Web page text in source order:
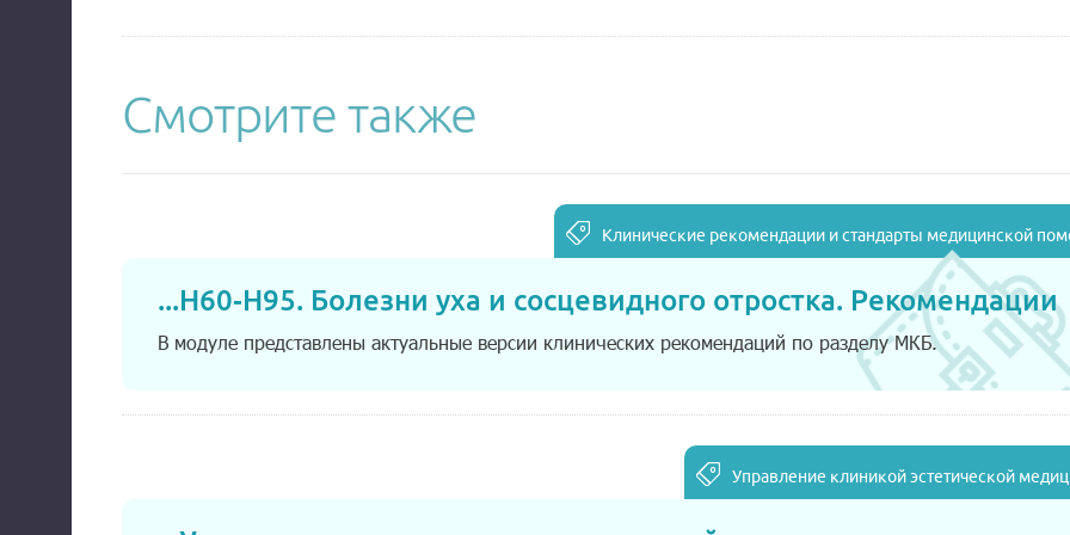
Смотрите также
Клинические рекомендации и стандарты медицинской
...H60-H95. Болезни уха и сосцевидного отростка. Рекомендации
В модуле представлены актуальные версии клинических рекомендаций по разделу МКБ.
Управление клиникой эстетической